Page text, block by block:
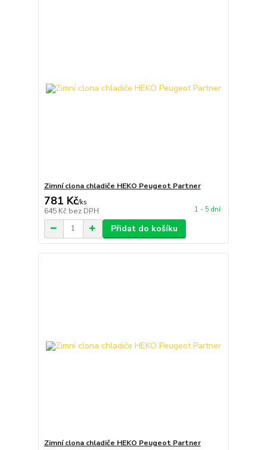
Zimní clona chladiče HEKO Peugeot Partner
781 Kč/ks
645 Kč bez DPH 1 - 5 dní
Přidat do košíku
Zimní clona chladiče HEKO Peugeot Partner